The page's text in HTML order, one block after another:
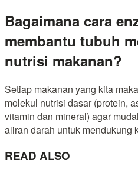
Bagaimana cara
membantu tubuh
nutrisi makanan?
Setiap makanan yang kita
molekul nutrisi dasar (protein,
vitamin dan mineral) agar
aliran darah untuk mendukung
READ ALSO